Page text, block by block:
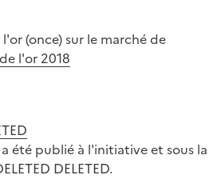
(once) sur le marché de
l'or 2018
été publié à l'initiative et sous la
DELETED.